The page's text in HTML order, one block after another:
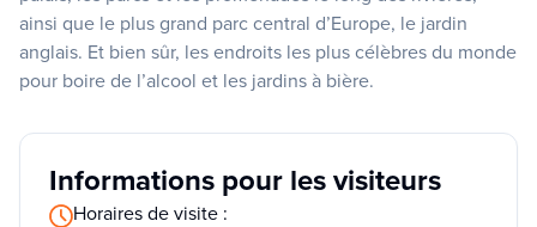
ainsi que le plus grand parc central d’Europe, le jardin
anglais. Et bien sûr, les endroits les plus célèbres du monde
pour boire de l’alcool et les jardins à bière.
Informations pour les visiteurs
Horaires de visite :